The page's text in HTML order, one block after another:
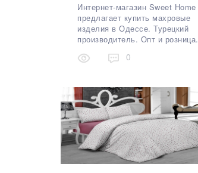
Интернет-магазин Sweet Home
предлагает купить махровые
изделия в Одессе. Турецкий
производитель. Опт и розница.
0